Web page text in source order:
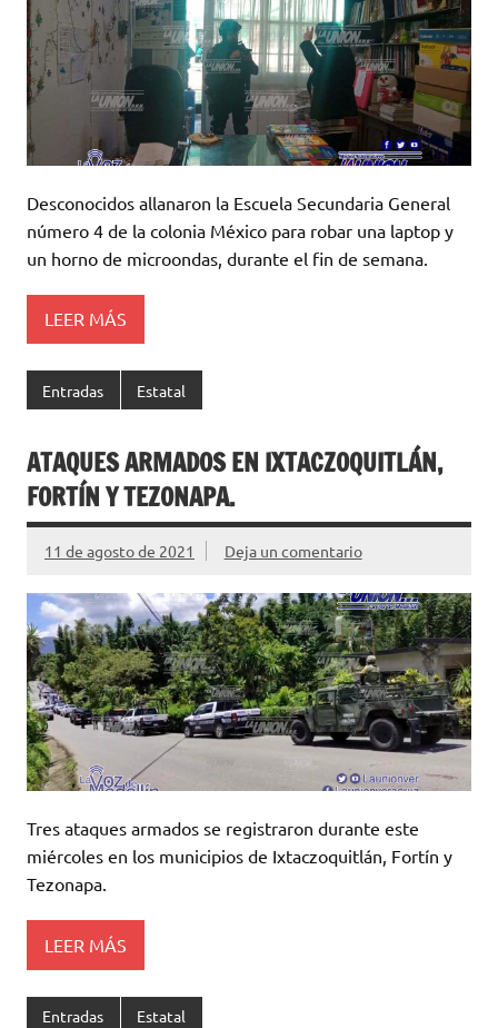
Desconocidos allanaron la Escuela Secundaria General
número 4 de la colonia México para robar una laptop y
un horno de microondas, durante el fin de semana.
LEER MÁS
Entradas Estatal
ATAQUES ARMADOS EN IXTACZOQUITLÁN,
FORTÍN Y TEZONAPA.
11 de agosto de 2021 Deja un comentario
Tres ataques armados se registraron durante este
miércoles en los municipios de Ixtaczoquitlán, Fortín y
Tezonapa.
LEER MÁS
Entradas Estatal